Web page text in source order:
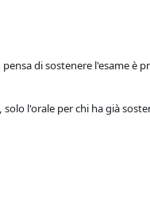
di sostenere l'esame è
l'orale per chi ha già